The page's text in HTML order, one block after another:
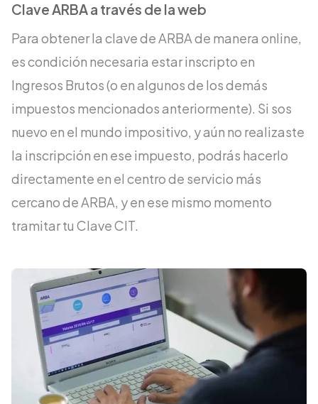
Clave ARBA a través de la web
Para obtener la clave de ARBA de manera online,
es condición necesaria estar inscripto en
Ingresos Brutos (o en algunos de los demás
impuestos mencionados anteriormente). Si sos
nuevo en el mundo impositivo, y aún no realizaste
la inscripción en ese impuesto, podrás hacerlo
directamente en el centro de servicio más
cercano de ARBA, y en ese mismo momento
tramitar tu Clave CIT.